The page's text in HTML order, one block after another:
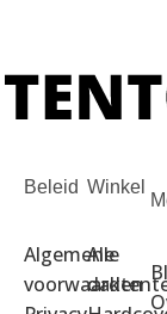
Beleid
Algemene
voorwaarden
Winkel
Alle